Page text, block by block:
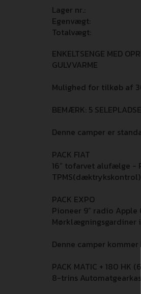
Lager nr.:
Egenvægt:
Totalvægt:
ENKELTSENGE MED
GULVVARME
Mulighed for tilkøb af
BEMÆRK: 5
Denne camper er
PACK FIAT
16” tofarvet alufælge -
TPMS(dæktrykskontrol)
PACK EXPO
Pioneer 9” radio
Mørklægningsgardiner
Denne camper
PACK MATIC + 180 HK
8-trins